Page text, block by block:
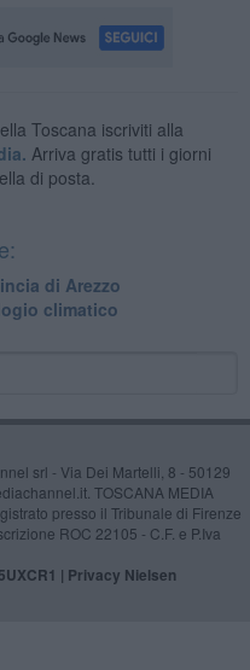
Toscana iscriviti alla
Arriva gratis tutti i giorni
di posta.
di Arezzo
climatico
srl - Via Dei Martelli, 8 - 50129
TOSCANA MEDIA
presso il Tribunale di Firenze
ROC 22105 - C.F. e P.Iva
| Privacy Nielsen